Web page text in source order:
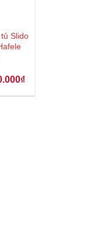
Slido
₫Giá
tại